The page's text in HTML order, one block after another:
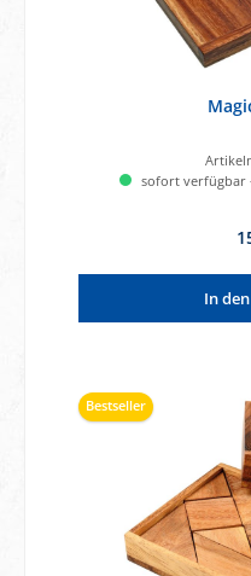
sofort verfügbar
In
Bestseller